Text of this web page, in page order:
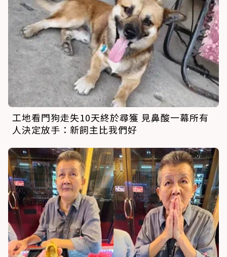
工地看門狗走失10天終於尋獲 見鼻酸一幕所有
人決定放手：新飼主比我們好